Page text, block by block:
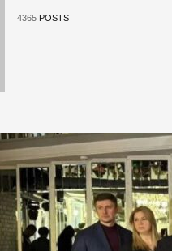
4365 POSTS